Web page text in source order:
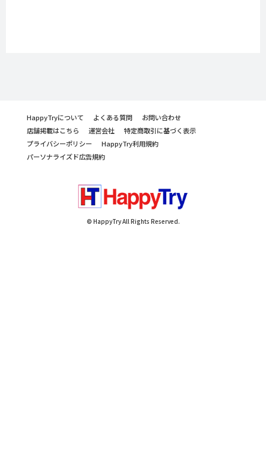
HappyTryについて よくある質問
お問い合わせ
店舗掲載はこちら
運営会社
特定商取引に基づく表示
プライバシーポリシー
HappyTry利用規約
パーソナライズド広告規約
© HappyTry All Rights Reserved.